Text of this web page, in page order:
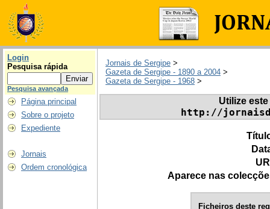
Login
Pesquisa rápida
Pesquisa avançada
Página principal
Sobre o projeto
Expediente
Jornais
Ordem cronológica
Jornais de Sergipe >
Gazeta de Sergipe - 1890 a 2004 >
Gazeta de Sergipe - 1968 >
Utilize
http://
Aparece nas
Ficheiros deste